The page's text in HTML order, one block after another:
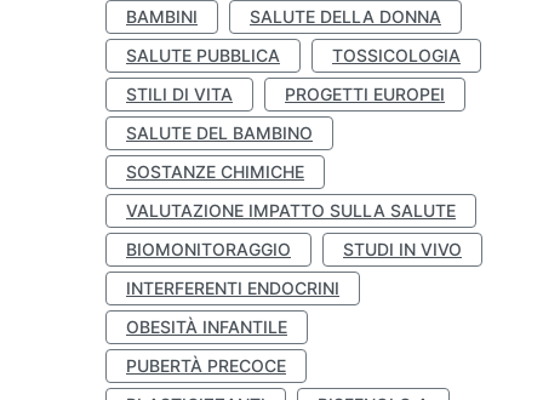
BAMBINI
SALUTE DELLA DONNA
SALUTE PUBBLICA
TOSSICOLOGIA
STILI DI VITA
PROGETTI EUROPEI
SALUTE DEL BAMBINO
SOSTANZE CHIMICHE
VALUTAZIONE IMPATTO SULLA SALUTE
BIOMONITORAGGIO
STUDI IN VIVO
INTERFERENTI ENDOCRINI
OBESITÀ INFANTILE
PUBERTÀ PRECOCE